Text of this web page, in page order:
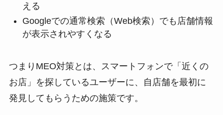
える
Googleでの通常検索（Web検索）でも店舗情報
が表示されやすくなる
つまりMEO対策とは、スマートフォンで「近くの
お店」を探しているユーザーに、自店舗を最初に
発見してもらうための施策です。